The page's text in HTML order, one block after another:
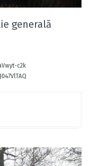
generală
c2k